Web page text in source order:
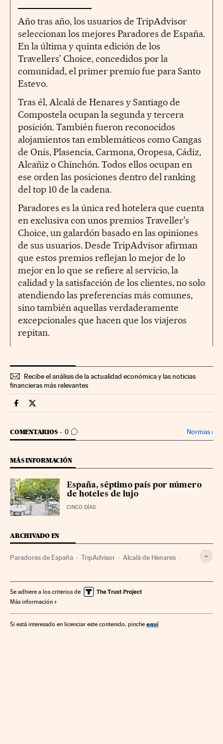
Año tras año, los usuarios de TripAdvisor
seleccionan los mejores Paradores de España.
En la última y quinta edición de los
Travellers’ Choice, concedidos por la
comunidad, el primer premio fue para Santo
Estevo.
Tras él, Alcalá de Henares y Santiago de
Compostela ocupan la segunda y tercera
posición. También fueron reconocidos
alojamientos tan emblemáticos como Cangas
de Onís, Plasencia, Carmona, Oropesa, Cádiz,
Alcañiz o Chinchón. Todos ellos ocupan en
ese orden las posiciones dentro del ranking
del top 10 de la cadena.
Paradores es la única red hotelera que cuenta
en exclusiva con unos premios Traveller’s
Choice, un galardón basado en las opiniones
de sus usuarios. Desde TripAdvisor afirman
que estos premios reflejan lo mejor de lo
mejor en lo que se refiere al servicio, la
calidad y la satisfacción de los clientes, no solo
atendiendo las preferencias más comunes,
sino también aquellas verdaderamente
excepcionales que hacen que los viajeros
repitan.
Recibe el análisis de la actualidad económica y las noticias
financieras más relevantes
Fortunas Cinco Días en Facebook
Fortunas Cinco Días en Twitter
COMENTARIOS 0
IR A LOS COMENTARIOS Normas›
MÁS INFORMACIÓN
España, séptimo país por número
de hoteles de lujo
CINCO DÍAS
ARCHIVADO EN
Paradores de España TripAdvisor Alcalá de Henares
Provincia Madrid Patrimonio histórico Alojamientos
Ofertas turísticas Hostelería Turismo Empresas
Se adhiere a los criterios de
Más información
Si está interesado en licenciar este contenido, pinche aquí